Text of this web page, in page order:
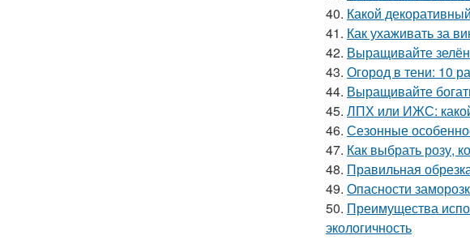
40. Какой
41. Как ухаживать за
42. Выращивайте
43. Огород в тени: 10
44. Выращивайте
45. ЛПХ или ИЖС: какой
46. Сезонные
47. Как выбрать розу,
48. Правильная
49. Опасности
50. Преимущества
экологичность